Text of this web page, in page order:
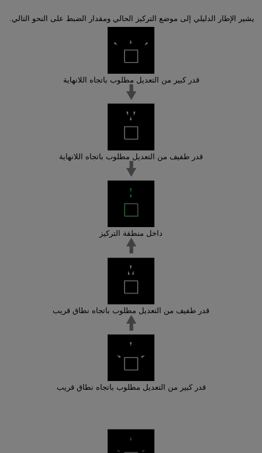
يشير الإطار الدليلي إلى موضع التركيز الحالي ومقدار الضبط على النحو التالي.
قدر كبير من التعديل مطلوب باتجاه اللانهاية
قدر طفيف من التعديل مطلوب باتجاه اللانهاية
داخل منطقة التركيز
قدر طفيف من التعديل مطلوب باتجاه نطاق قريب
قدر كبير من التعديل مطلوب باتجاه نطاق قريب